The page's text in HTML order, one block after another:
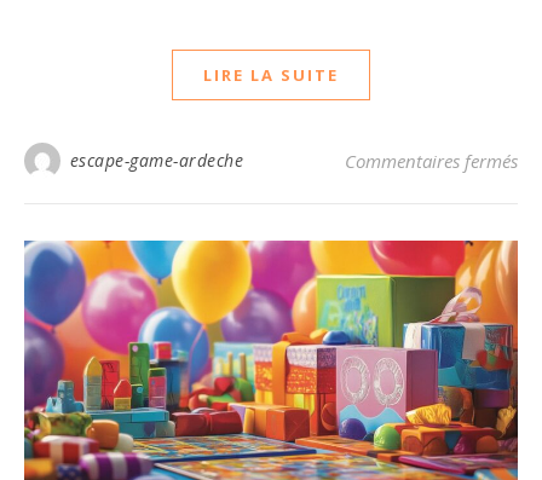
LIRE LA SUITE
escape-game-ardeche Commentaires fermés